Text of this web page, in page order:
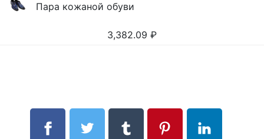
Пара кожаной обуви
3,382.09 ₽